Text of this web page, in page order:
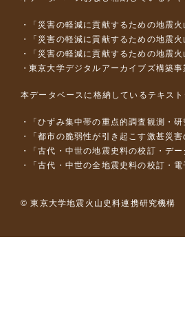
「災害の軽減に貢献するための地震
「災害の軽減に貢献するための地震
「災害の軽減に貢献するための地震
東京大学デジタルアーカイブズ構築事
本データベースに格納しているテキス
「ひずみ集中帯の重点的調査観測・
「都市の脆弱性が引き起こす激甚災
「古代・中世の地震史料の校訂・デ
「古代・中世の全地震史料の校訂・
© 東京大学地震火山史料連携研究機構